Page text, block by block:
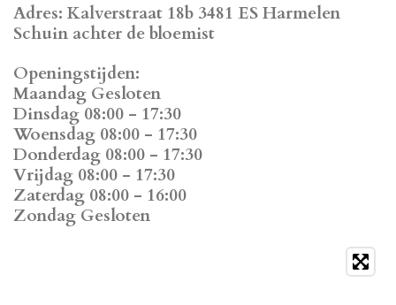
Adres: Kalverstraat 18b 3481 ES Harmelen
Schuin achter de bloemist
Openingstijden:
Maandag Gesloten
Dinsdag 08:00 - 17:30
Woensdag 08:00 - 17:30
Donderdag 08:00 - 17:30
Vrijdag 08:00 - 17:30
Zaterdag 08:00 - 16:00
Zondag Gesloten